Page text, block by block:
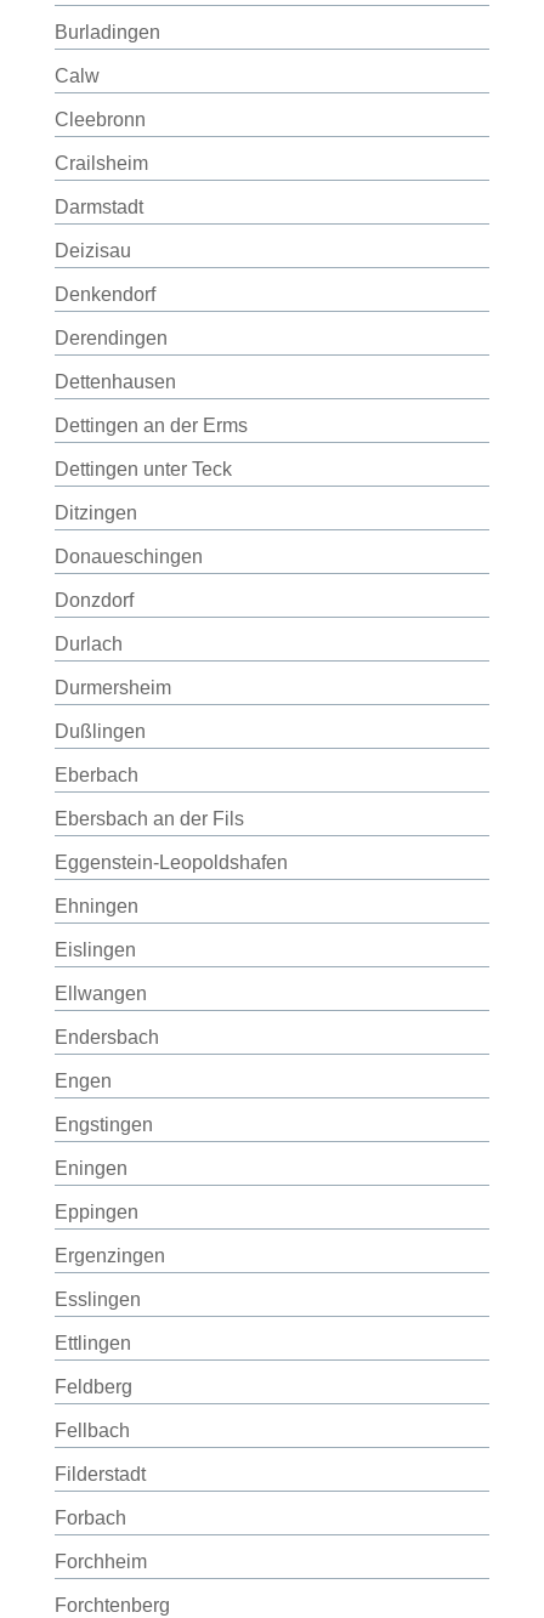
Burladingen
Calw
Cleebronn
Crailsheim
Darmstadt
Deizisau
Denkendorf
Derendingen
Dettenhausen
Dettingen an der Erms
Dettingen unter Teck
Ditzingen
Donaueschingen
Donzdorf
Durlach
Durmersheim
Dußlingen
Eberbach
Ebersbach an der Fils
Eggenstein-Leopoldshafen
Ehningen
Eislingen
Ellwangen
Endersbach
Engen
Engstingen
Eningen
Eppingen
Ergenzingen
Esslingen
Ettlingen
Feldberg
Fellbach
Filderstadt
Forbach
Forchheim
Forchtenberg